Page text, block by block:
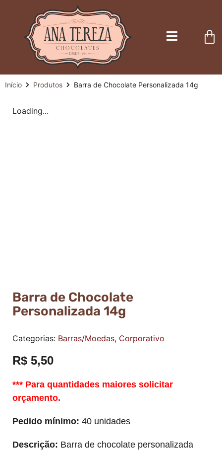
Início Produtos Barra de Chocolate Personalizada 14g
Loading...
Barra de Chocolate
Personalizada 14g
Categorias: Barras/Moedas, Corporativo
R$ 5,50
*** Para quantidades maiores solicitar
orçamento.
Pedido mínimo: 40 unidades
Descrição: Barra de chocolate personalizada